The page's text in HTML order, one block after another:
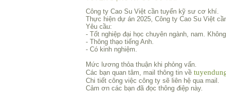
Công ty Cao Su Việt cần tuyển kỹ sư cơ khí.
Thực hiện dự án 2025, Công ty Cao Su Việt
Yêu cầu:
- Tốt nghiệp đại học chuyên ngành, nam.
- Thông thạo tiếng Anh.
- Có kinh nghiệm.
Mức lương thỏa thuận khi phỏng vấn.
Các bạn quan tâm, mail thông tin về
Chi tiết công việc công ty sẽ liên hệ qua mail.
Cảm ơn các bạn đã đọc thông điệp này.